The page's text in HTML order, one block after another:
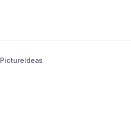
PictureIdeas